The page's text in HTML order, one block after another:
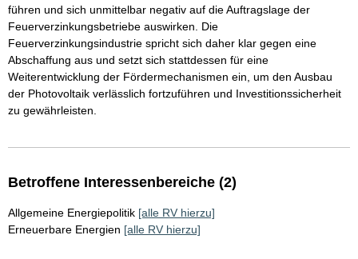
führen und sich unmittelbar negativ auf die Auftragslage der
Feuerverzinkungsbetriebe auswirken. Die
Feuerverzinkungsindustrie spricht sich daher klar gegen eine
Abschaffung aus und setzt sich stattdessen für eine
Weiterentwicklung der Fördermechanismen ein, um den Ausbau
der Photovoltaik verlässlich fortzuführen und Investitionssicherheit
zu gewährleisten.
Betroffene Interessenbereiche (2)
Allgemeine Energiepolitik [alle RV hierzu]
Erneuerbare Energien [alle RV hierzu]